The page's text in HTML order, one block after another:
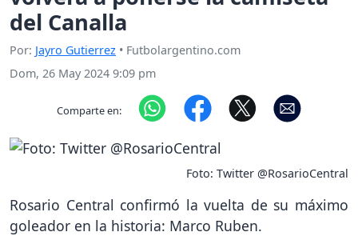
del Canalla
Por: Jayro Gutierrez • Futbolargentino.com
Dom, 26 May 2024 9:09 pm
Comparte en:
Foto: Twitter @RosarioCentral
Rosario Central confirmó la vuelta de su máximo
goleador en la historia: Marco Ruben.